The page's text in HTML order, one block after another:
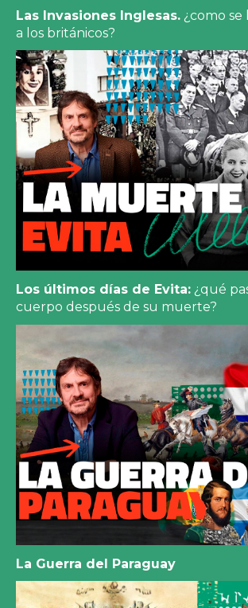
Las Invasiones Inglesas. ¿como
a los británicos?
Los últimos días de Evita: ¿qué
cuerpo después de su muerte?
La Guerra del Paraguay